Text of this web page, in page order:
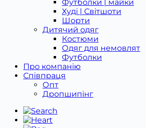
Футболки | майки
Худі | Світшоти
Шорти
Дитячий одяг
Костюми
Одяг для немовлят
Футболки
Про компанію
Співпраця
Опт
Дропшипінг